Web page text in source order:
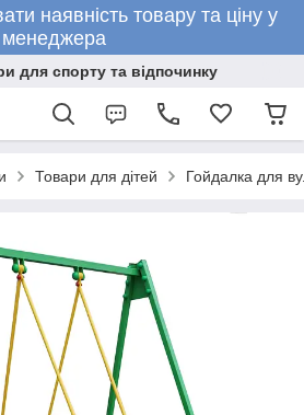
наявність товару та ціну у
менеджера
для спорту та відпочинку
Товари для дітей Гойдалка для